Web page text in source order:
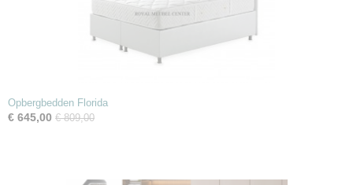
Opbergbedden Florida
€ 645,00 € 809,00